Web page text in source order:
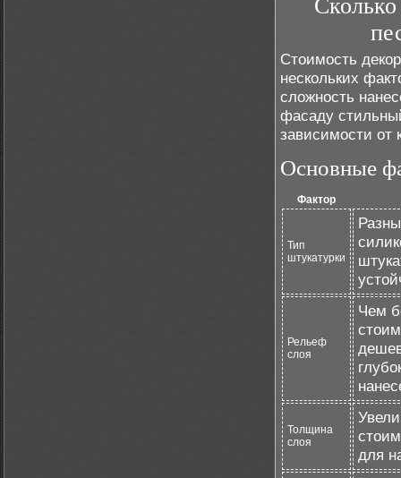
Стоимость
нескольких
сложность
фасаду
зависимости от
Основные
Фактор
Тип
штукатурки
Рельеф
слоя
Чем
Толщина
слоя
для